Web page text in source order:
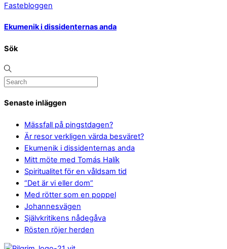
Fastebloggen
Ekumenik i dissidenternas anda
Sök
Senaste inläggen
Mässfall på pingstdagen?
Är resor verkligen värda besväret?
Ekumenik i dissidenternas anda
Mitt möte med Tomás Halík
Spiritualitet för en våldsam tid
“Det är vi eller dom”
Med rötter som en poppel
Johannesvägen
Självkritikens nådegåva
Rösten röjer herden